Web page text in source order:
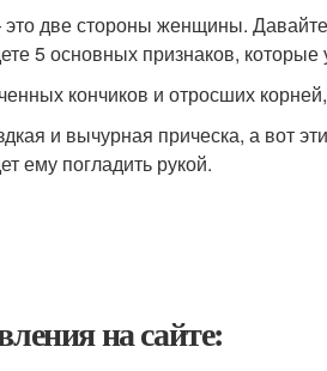
две стороны женщины.
5 основных признаков, которые
кончиков и отросших
и вычурная прическа, а вот
ему погладить рукой.
на сайте: